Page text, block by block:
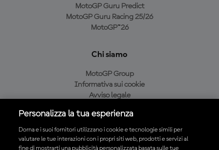
MotoGP Guru Predict
MotoGP Guru Racing 25/26
MotoGP™26
Chi siamo
MotoGP Group
Informativa sui cookie
Avviso legale
Condizioni di acquisto
Personalizza la tua esperienza
Dorna e i suoi fornitori utilizzano i cookie e tecnologie simili per
valutare le tue interazioni con i propri siti web, prodotti e servizi al
fine di mostrarti una pubblicità personalizzata basata sulle tue